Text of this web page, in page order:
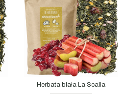
Herbata biała La Scalla